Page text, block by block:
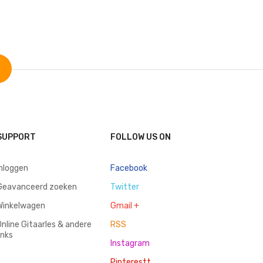
zoeken
Gitaarles & andere
FOLLOW US ON
Facebook
Twitter
Gmail +
RSS
Instagram